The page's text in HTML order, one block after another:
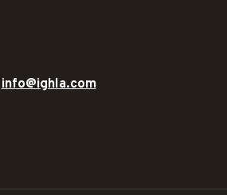
info@ighla.com